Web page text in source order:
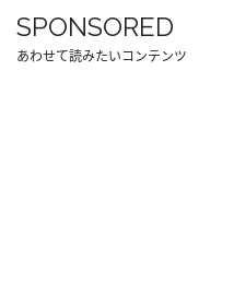
SPONSORED
あわせて読みたいコンテンツ